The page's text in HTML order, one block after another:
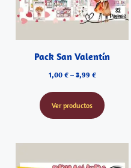
Pack San Valentín
1,00 €– 3,99 €
Ver productos